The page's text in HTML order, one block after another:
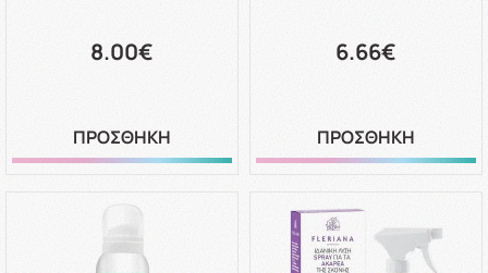
8.00€
ΠΡΟΣΘΗΚΗ
6.66€
ΠΡΟΣΘΗΚΗ